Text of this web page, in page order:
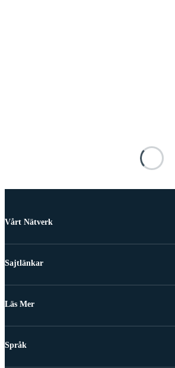
Vårt Nätverk
Sajtlänkar
Läs Mer
Språk